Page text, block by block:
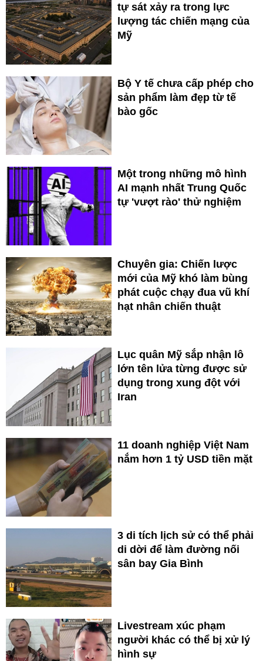
tự sát xảy ra trong lực
lượng tác chiến mạng của
Mỹ
Bộ Y tế chưa cấp phép cho
sản phẩm làm đẹp từ tế
bào gốc
Một trong những mô hình
AI mạnh nhất Trung Quốc
tự 'vượt rào' thử nghiệm
Chuyên gia: Chiến lược
mới của Mỹ khó làm bùng
phát cuộc chạy đua vũ khí
hạt nhân chiến thuật
Lục quân Mỹ sắp nhận lô
lớn tên lửa từng được sử
dụng trong xung đột với
Iran
11 doanh nghiệp Việt Nam
nắm hơn 1 tỷ USD tiền mặt
3 di tích lịch sử có thể phải
di dời để làm đường nối
sân bay Gia Bình
Livestream xúc phạm
người khác có thể bị xử lý
hình sự